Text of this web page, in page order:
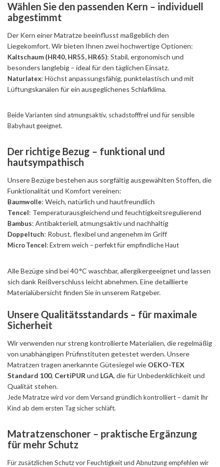
Wählen Sie den passenden Kern – individuell
abgestimmt
Der Kern einer Matratze beeinflusst maßgeblich den
Liegekomfort. Wir bieten Ihnen zwei hochwertige Optionen:
Kaltschaum (HR40, HR55, HR65): Stabil, ergonomisch und
besonders langlebig – ideal für den täglichen Einsatz.
Naturlatex: Höchst anpassungsfähig, punktelastisch und mit
Lüftungskanälen für ein ausgeglichenes Schlafklima.
Beide Varianten sind atmungsaktiv, schadstofffrei und für sensible
Babyhaut geeignet.
Der richtige Bezug – funktional und
hautsympathisch
Unsere Bezüge bestehen aus sorgfältig ausgewählten Stoffen, die
Funktionalität und Komfort vereinen:
Baumwolle: Weich, natürlich und hautfreundlich
Tencel: Temperaturausgleichend und feuchtigkeitsregulierend
Bambus: Antibakteriell, atmungsaktiv und nachhaltig
Doppeltuch: Robust, flexibel und angenehm im Griff
Micro Tencel : Extrem weich – perfekt für empfindliche Haut
Alle Bezüge sind bei 40 °C waschbar, allergikergeeignet und lassen
sich dank Reißverschluss leicht abnehmen. Eine detaillierte
Materialübersicht finden Sie in unserem Ratgeber.
Unsere Qualitätsstandards – für maximale
Sicherheit
Wir verwenden nur streng kontrollierte Materialien, die regelmäßig
von unabhängigen Prüfinstituten getestet werden. Unsere
Matratzen tragen anerkannte Gütesiegel wie OEKO-TEX
Standard 100, CertiPUR und LGA, die für Unbedenklichkeit und
Qualität stehen.
Jede Matratze wird vor dem Versand gründlich kontrolliert – damit Ihr
Kind ab dem ersten Tag sicher schläft.
Matratzenschoner – praktische Ergänzung
für mehr Schutz
Für zusätzlichen Schutz vor Feuchtigkeit und Abnutzung empfehlen wir